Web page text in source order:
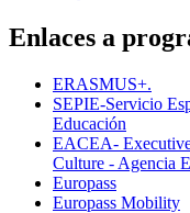
Enlaces a
ERASMUS+.
SEPIE-Servicio
Educación
EACEA-
Culture - Agencia
Europass
Europass Mobility